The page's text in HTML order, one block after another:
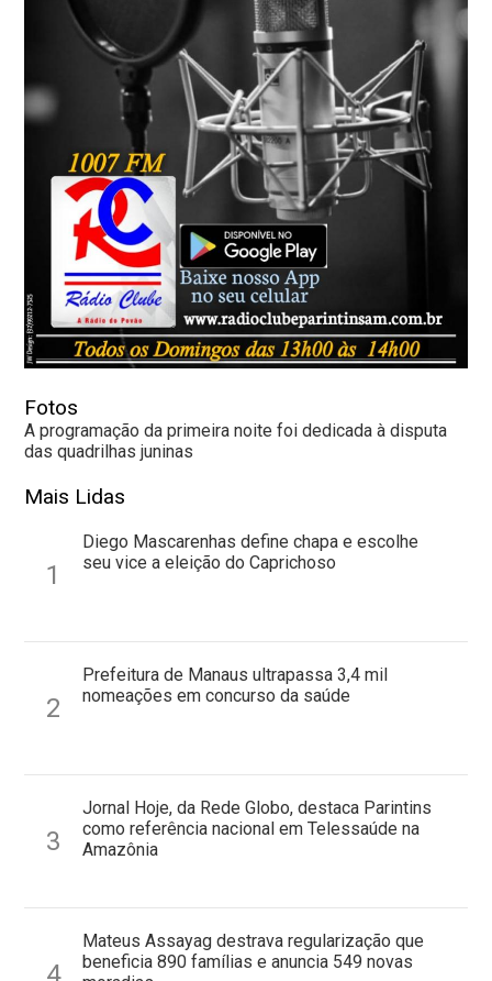
Fotos
A programação da primeira noite foi dedicada à disputa
das quadrilhas juninas
Mais Lidas
1
Diego Mascarenhas define chapa e escolhe
seu vice a eleição do Caprichoso
2
Prefeitura de Manaus ultrapassa 3,4 mil
nomeações em concurso da saúde
3
Jornal Hoje, da Rede Globo, destaca Parintins
como referência nacional em Telessaúde na
Amazônia
4
Mateus Assayag destrava regularização que
beneficia 890 famílias e anuncia 549 novas